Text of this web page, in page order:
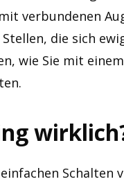
verbundenen
die sich
wie Sie mit
Schalten